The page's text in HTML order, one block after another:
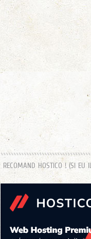
RECOMAND HOSTICO ! (SI EU